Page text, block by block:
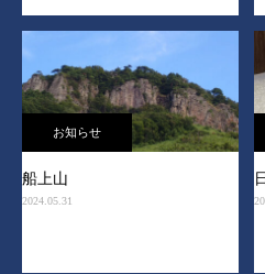
お知らせ
船上山
2024.05.31